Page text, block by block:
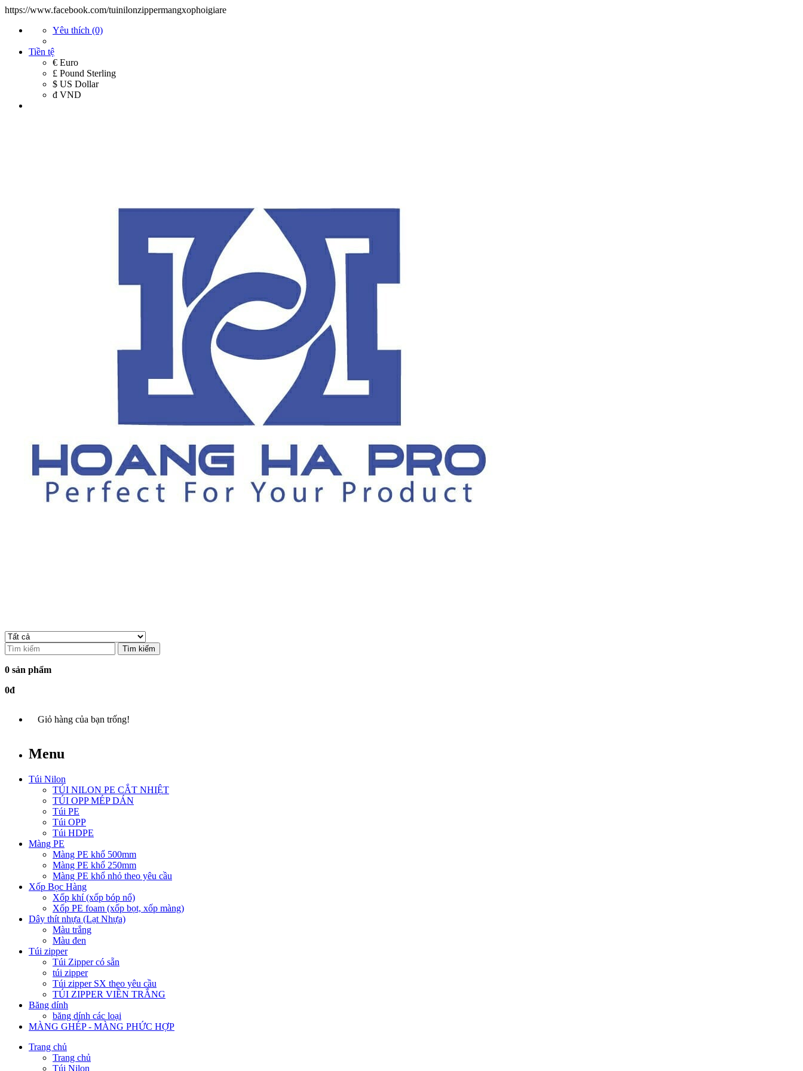
https://www.facebook.com/tuinilonzippermangxophoigiare
Yêu thích (0)
Tiền tệ
€ Euro
£ Pound Sterling
$ US Dollar
đ VND
Tìm kiếm
0 sản phẩm
0đ
Giỏ hàng của bạn trống!
Menu
Túi Nilon
TÚI NILON PE CẮT NHIỆT
TÚI OPP MÉP DÁN
Túi PE
Túi OPP
Túi HDPE
Màng PE
Màng PE khổ 500mm
Màng PE khổ 250mm
Màng PE khổ nhỏ theo yêu cầu
Xốp Bọc Hàng
Xốp khí (xốp bóp nổ)
Xốp PE foam (xốp bọt, xốp màng)
Dây thít nhựa (Lạt Nhựa)
Màu trắng
Màu đen
Túi zipper
Túi Zipper có sẵn
túi zipper
Túi zipper SX theo yêu cầu
TÚI ZIPPER VIỀN TRẮNG
Băng dính
băng dính các loại
MÀNG GHÉP - MÀNG PHỨC HỢP
Trang chủ
Trang chủ
Túi Nilon